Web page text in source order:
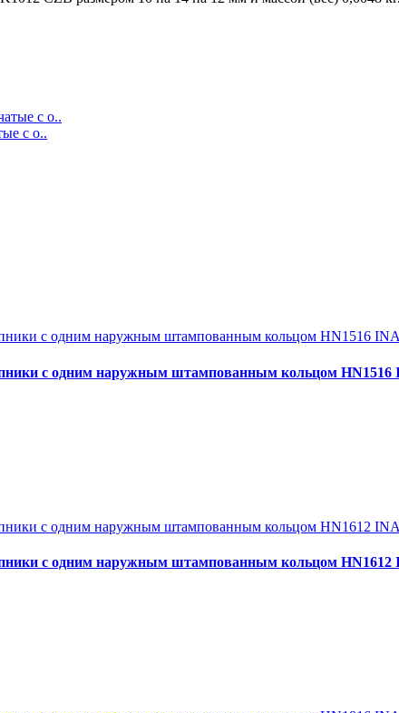
с о..
с одним наружным штампованным кольцом HN1516
с одним наружным штампованным кольцом HN1612